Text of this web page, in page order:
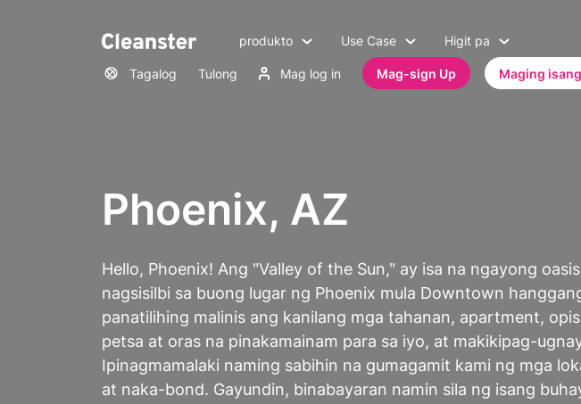
produkto Use Case Higit pa
Tagalog Tulong Mag log in Mag-sign Up Maging
Phoenix, AZ
Hello, Phoenix! Ang "Valley of the Sun," ay isa na ngayong
nagsisilbi sa buong lugar ng Phoenix mula Downtown
panatilihing malinis ang kanilang mga tahanan, apartment,
petsa at oras na pinakamainam para sa iyo, at makikipag-
Ipinagmamalaki naming sabihin na gumagamit kami ng mga
at naka-bond. Gayundin, binabayaran namin sila ng isang